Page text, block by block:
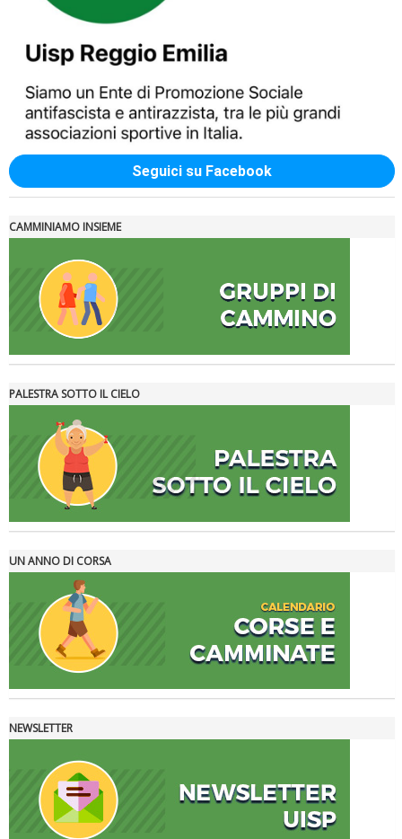
Ddl Lobby, Uisp: “Il Parlamento valorizzi le nostre specificità"
La formazione Uisp rallenta ma prosegue anche in estate
Seguici su Facebook
CAMMINIAMO INSIEME
PALESTRA SOTTO IL CIELO
UN ANNO DI CORSA
NEWSLETTER